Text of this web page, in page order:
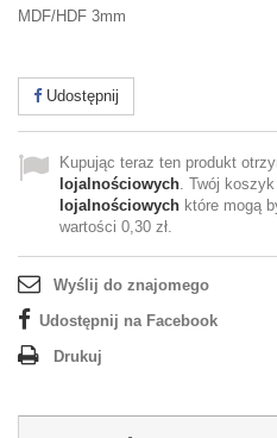
MDF/HDF 3mm
Udostępnij
Kupując teraz ten produkt
lojalnościowych. Twój
lojalnościowych które mogą
wartości 0,30 zł.
Wyślij do znajomego
Udostępnij na Facebook
Drukuj